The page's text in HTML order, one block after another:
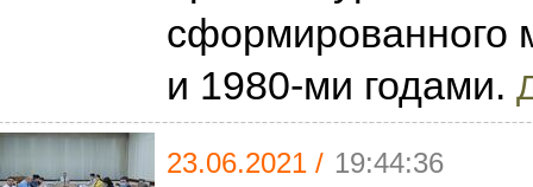
сформированного
и 1980-ми годами.
23.06.2021 / 19:44:36